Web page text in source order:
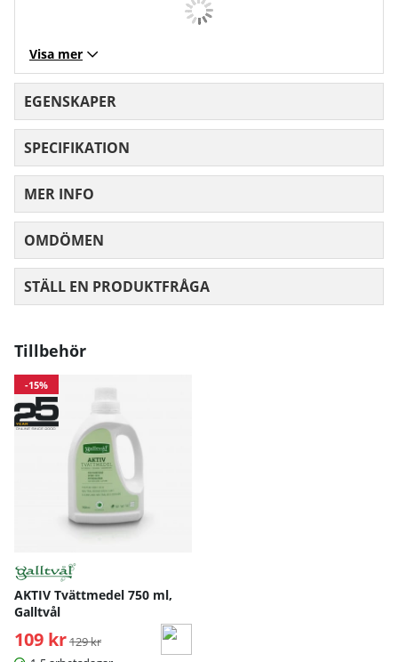
Visa mer
EGENSKAPER
SPECIFIKATION
MER INFO
OMDÖMEN
STÄLL EN PRODUKTFRÅGA
Tillbehör
-15%
AKTIV Tvättmedel 750 ml,
Galltvål
109 kr Ordinarie pris:
129 kr